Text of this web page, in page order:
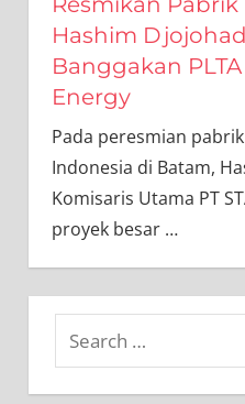
Hashim
Banggakan
Energy
Pada peresmian
Indonesia di Batam,
Komisaris Utama PT
proyek besar …